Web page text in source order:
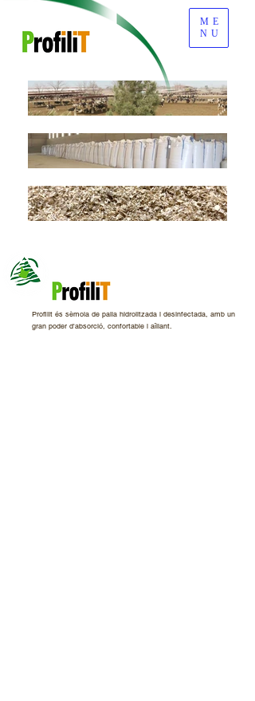
ME
NU
Profilit és sèmola de palla hidrolitzada i desinfectada, amb un
gran poder d'absorció, confortable i aïllant.